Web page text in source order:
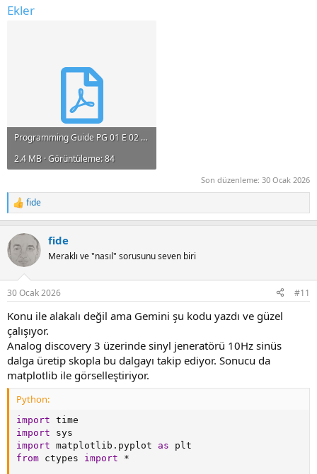
Ekler
Programming Guide PG 01 E 02 C.pdf
2.4 MB · Görüntüleme: 84
Son düzenleme: 30 Ocak 2026
R
e
c
t
i
s
fide
fide
Meraklı ve "nasıl" sorusunu seven biri
30 Ocak 2026 #11
Konu ile alakalı değil ama Gemini şu kodu yazdı ve güzel
çalışıyor.
Analog discovery 3 üzerinde sinyl jeneratörü 10Hz sinüs
dalga üretip skopla bu dalgayı takip ediyor. Sonucu da
matplotlib ile görselleştiriyor.
Python:
import
import
import matplotlib . pyplot as
from ctypes import *